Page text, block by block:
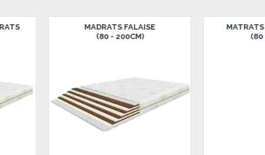
Dārzciema tänaval 91,
MATRATS MORNING SUN
(80 - 200CM)
MATRATS NIGHT
(80 - 200CM)